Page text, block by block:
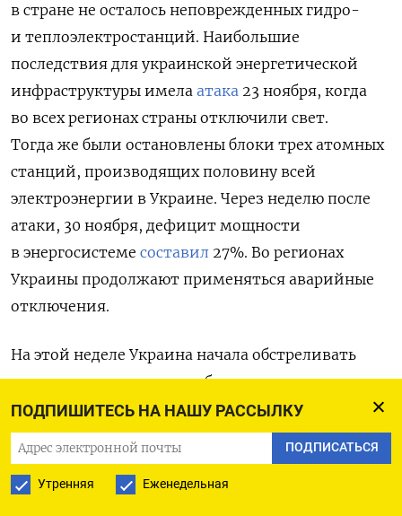
ПОДПИШИТЕСЬ НА НАШУ РАССЫЛКУ
ПОДПИСАТЬСЯ
Утренняя Еженедельная
в стране не осталось неповрежденных гидро-
и теплоэлектростанций. Наибольшие
последствия для украинской энергетической
инфраструктуры имела атака 23 ноября, когда
во всех регионах страны отключили свет.
Тогда же были остановлены блоки трех атомных
станций, производящих половину всей
электроэнергии в Украине. Через неделю после
атаки, 30 ноября, дефицит мощности
в энергосистеме составил 27%. Во регионах
Украины продолжают применяться аварийные
отключения.
На этой неделе Украина начала обстреливать
в ответ энергетические объекты
в приграничных российских регионах. Так, вчера
ВСУ выпустили 11 ракет по Курской области,
заявилгубернатор региона Роман Старовойт.
Одна из них попала по объекту энергоснабжения,